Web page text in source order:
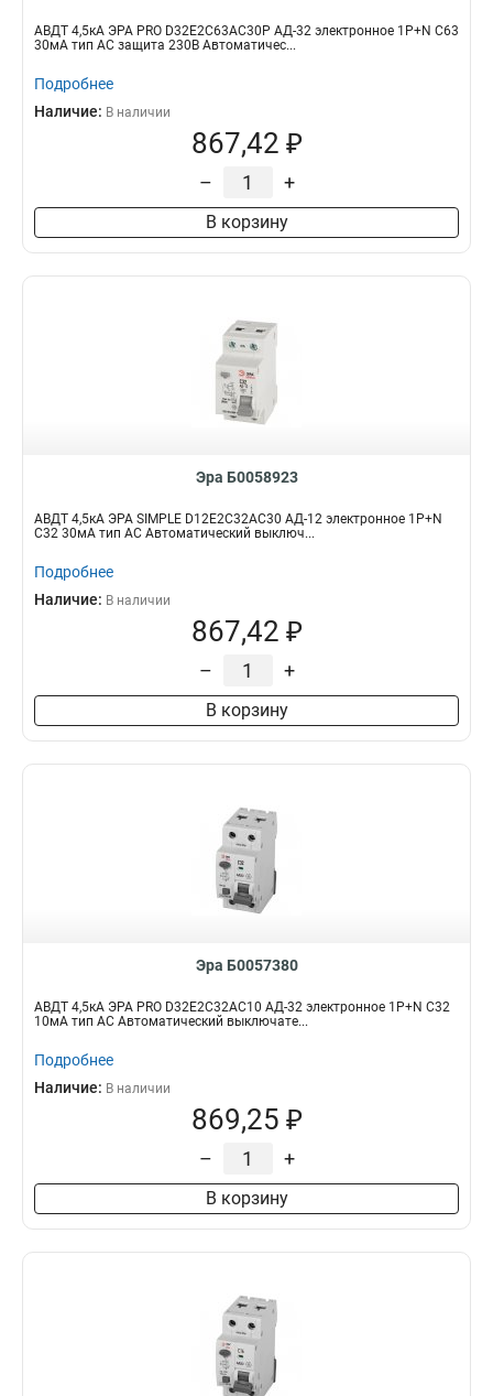
АВДТ 4,5кА ЭРА PRO D32E2C63АC30P АД-32 электронное 1P+N C63
30мА тип АC защита 230В Автоматичес...
Подробнее
Наличие: В наличии
867,42 ₽
– +
В корзину
Эра Б0058923
АВДТ 4,5кА ЭРА SIMPLE D12E2C32AC30 АД-12 электронное 1P+N
С32 30мА тип АС Автоматический выключ...
Подробнее
Наличие: В наличии
867,42 ₽
– +
В корзину
Эра Б0057380
АВДТ 4,5кА ЭРА PRO D32E2C32АC10 АД-32 электронное 1P+N C32
10мА тип АС Автоматический выключате...
Подробнее
Наличие: В наличии
869,25 ₽
– +
В корзину